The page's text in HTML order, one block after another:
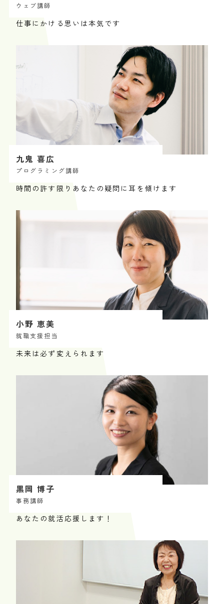
ウェブ講師
仕事にかける思いは本気です
九鬼 喜広
プログラミング講師
時間の許す限りあなたの疑問に耳を傾けます
小野 恵美
就職支援担当
未来は必ず変えられます
黒岡 博子
事務講師
あなたの就活応援します！